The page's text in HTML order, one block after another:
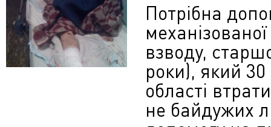
Потрібна
взводу,
роки), який
області
не байдужих